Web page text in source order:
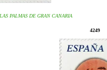
PALMAS DE GRAN CANARIA
4249